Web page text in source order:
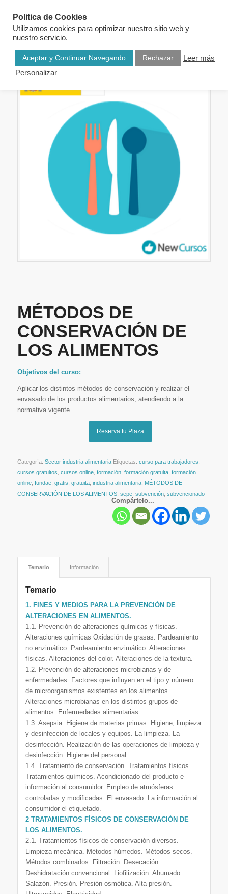
MÉTODOS DE
CONSERVACIÓN DE
LOS ALIMENTOS
Objetivos del curso:
Aplicar los distintos métodos de conservación y realizar el
envasado de los productos alimentarios, atendiendo a la
normativa vigente.
Reserva tu Plaza
Categoría: Sector industria alimentaria Etiquetas: curso para trabajadores
cursos gratuitos cursos online, formación, formación gratuita, formación
online, fundae, gratis gratuita, industria alimentaria, MÉTODOS DE
CONSERVACIÓN DE LOS ALIMENTOS, sepe, subvención, subvencionado
Compártelo...
Temario Información
Temario
1. FINES Y MEDIOS PARA LA PREVENCIÓN DE
ALTERACIONES EN ALIMENTOS.
1.1. Prevención de alteraciones químicas y físicas.
Alteraciones químicas Oxidación de grasas. Pardeamiento
no enzimático. Pardeamiento enzimático. Alteraciones
físicas. Alteraciones del color. Alteraciones de la textura.
1.2. Prevención de alteraciones microbianas y de
enfermedades. Factores que influyen en el tipo y número
de microorganismos existentes en los alimentos.
Alteraciones microbianas en los distintos grupos de
alimentos. Enfermedades alimentarias.
1.3. Asepsia. Higiene de materias primas. Higiene, limpieza
y desinfección de locales y equipos. La limpieza. La
desinfección. Realización de las operaciones de limpieza y
desinfección. Higiene del personal.
1.4. Tratamiento de conservación. Tratamientos físicos.
Tratamientos químicos. Acondicionado del producto e
información al consumidor. Empleo de atmósferas
controladas y modificadas. El envasado. La información al
consumidor el etiquetado.
2 TRATAMIENTOS FÍSICOS DE CONSERVACIÓN DE
LOS ALIMENTOS.
2.1. Tratamientos físicos de conservación diversos.
Limpieza mecánica. Métodos húmedos. Métodos secos.
Métodos combinados. Filtración. Desecación.
Deshidratación convencional. Liofilización. Ahumado.
Salazón. Presión. Presión osmótica. Alta presión.
Politica de Cookies
Utilizamos cookies para optimizar nuestro sitio web y
nuestro servicio.
Aceptar y Continuar Navegando Rechazar
Leer más
Personalizar